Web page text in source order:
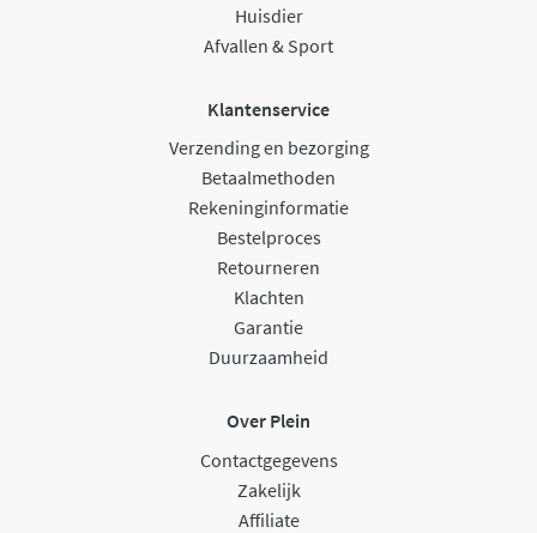
Huisdier
Afvallen & Sport
Klantenservice
Verzending en bezorging
Betaalmethoden
Rekeninginformatie
Bestelproces
Retourneren
Klachten
Garantie
Duurzaamheid
Over Plein
Contactgegevens
Zakelijk
Affiliate